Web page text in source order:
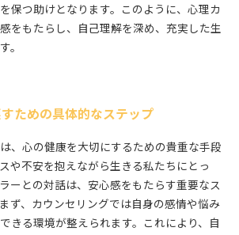
保つ助けとなります。このように、心理カ
をもたらし、自己理解を深め、充実した生
。
ための具体的なステップ
、心の健康を大切にするための貴重な手段
や不安を抱えながら生きる私たちにとっ
ーとの対話は、安心感をもたらす重要なス
ず、カウンセリングでは自身の感情や悩み
きる環境が整えられます。これにより、自